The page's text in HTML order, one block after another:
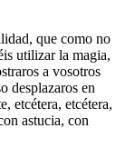
que como no
utilizar la magia,
a vosotros
desplazaros en
etcétera, etcétera,
astucia, con